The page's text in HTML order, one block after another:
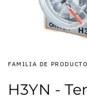
FAMILIA DE
H3YN -